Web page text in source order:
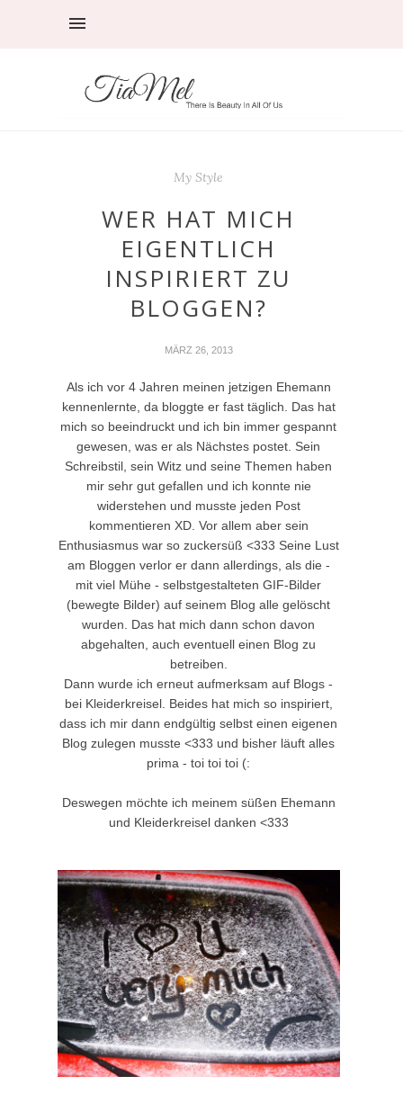
My Style
WER HAT MICH
EIGENTLICH
INSPIRIERT ZU
BLOGGEN?
MÄRZ 26, 2013
Als ich vor 4 Jahren meinen jetzigen Ehemann
kennenlernte, da bloggte er fast täglich. Das hat
mich so beeindruckt und ich bin immer gespannt
gewesen, was er als Nächstes postet. Sein
Schreibstil, sein Witz und seine Themen haben
mir sehr gut gefallen und ich konnte nie
widerstehen und musste jeden Post
kommentieren XD. Vor allem aber sein
Enthusiasmus war so zuckersüß <333 Seine Lust
am Bloggen verlor er dann allerdings, als die -
mit viel Mühe - selbstgestalteten GIF-Bilder
(bewegte Bilder) auf seinem Blog alle gelöscht
wurden. Das hat mich dann schon davon
abgehalten, auch eventuell einen Blog zu
betreiben.
Dann wurde ich erneut aufmerksam auf Blogs -
bei Kleiderkreisel. Beides hat mich so inspiriert,
dass ich mir dann endgültig selbst einen eigenen
Blog zulegen musste <333 und bisher läuft alles
prima - toi toi toi (:
Deswegen möchte ich meinem süßen Ehemann
und Kleiderkreisel danken <333